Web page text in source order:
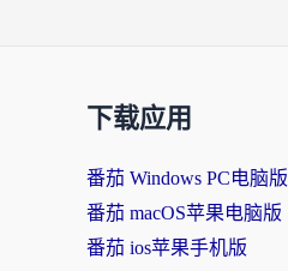
下载应用
番茄 Windows PC电脑版
番茄 macOS苹果电脑版
番茄 ios苹果手机版